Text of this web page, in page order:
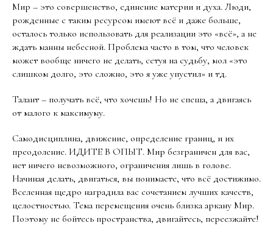
Мир – это совершенство, единение материи и духа. Люди,
рожденные с таким ресурсом имеют всё и даже больше,
осталось только использовать для реализации это «всё», а не
ждать манны небесной. Проблема часто в том, что человек
может вообще ничего не делать, сетуя на судьбу, мол «это
слишком долго, это сложно, это я уже упустил» и тд.
Талант – получать всё, что хочешь! Но не спеша, а двигаясь
от малого к максимуму.
Самодисциплина, движение, определение границ, и их
преодоление. ИДИТЕ В ОПЫТ. Мир безграничен для вас,
нет ничего невозможного, ограничения лишь в голове.
Начиная делать, двигаться, вы понимаете, что всё достижимо.
Вселенная щедро наградила вас сочетанием лучших качеств,
целостностью. Тема перемещения очень близка аркану Мир.
Поэтому не бойтесь пространства, двигайтесь, переезжайте!